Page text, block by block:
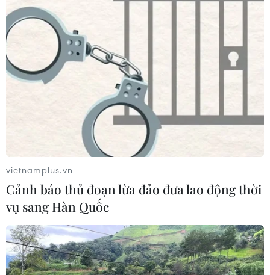
Chi tiết mới trong phiên điều trần về cuộc
điều tra luận tội ông Trump
14/11/2019 01:38
Đại sứ Sondland trả lời: "Tổng thống Trump quan tâm
nhiều hơn đến các cuộc điều tra của Biden, điều mà
luật sư riêng của Tổng thống Trump là Giuliani đang gia
tăng sức ép.”
vietnamplus.vn
Cảnh báo thủ đoạn lừa đảo đưa lao động thời
vụ sang Hàn Quốc